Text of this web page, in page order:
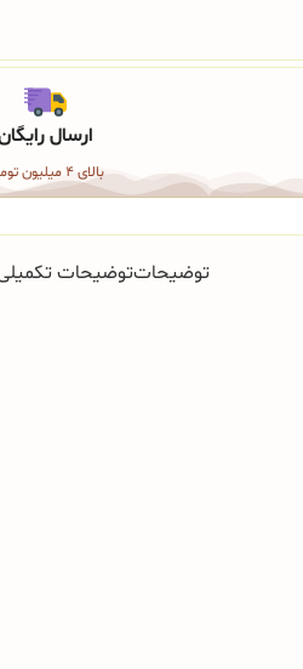
ارسال
بالای 4 میلیون تومان
توضیحاتتوضیحات